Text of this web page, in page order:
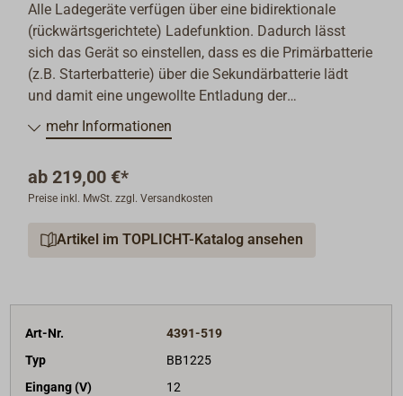
Alle Ladegeräte verfügen über eine bidirektionale
(rückwärtsgerichtete) Ladefunktion. Dadurch lässt
sich das Gerät so einstellen, dass es die Primärbatterie
(z.B. Starterbatterie) über die Sekundärbatterie lädt
und damit eine ungewollte Entladung der
Primärbatterie verhindert. Dabei wird mit einer
Konstantspannung (U-Kennlinie) von 13,3 V (=
mehr Informationen
ab 219,00 €*
Preise inkl. MwSt. zzgl. Versandkosten
Artikel im TOPLICHT-Katalog ansehen
Art-Nr.
4391-519
Typ
BB1225
Eingang (V)
12